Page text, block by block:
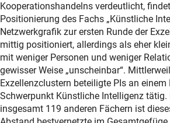
Kooperationshandelns verdeutlicht,
Positionierung des Fachs „Künstliche
Netzwerkgrafik zur ersten Runde der
mittig positioniert, allerdings als eher
mit weniger Personen und weniger
gewisser Weise „unscheinbar“.
Exzellenzclustern beteiligte PIs an
Schwerpunkt Künstliche Intelligenz tätig.
insgesamt 119 anderen Fächern ist